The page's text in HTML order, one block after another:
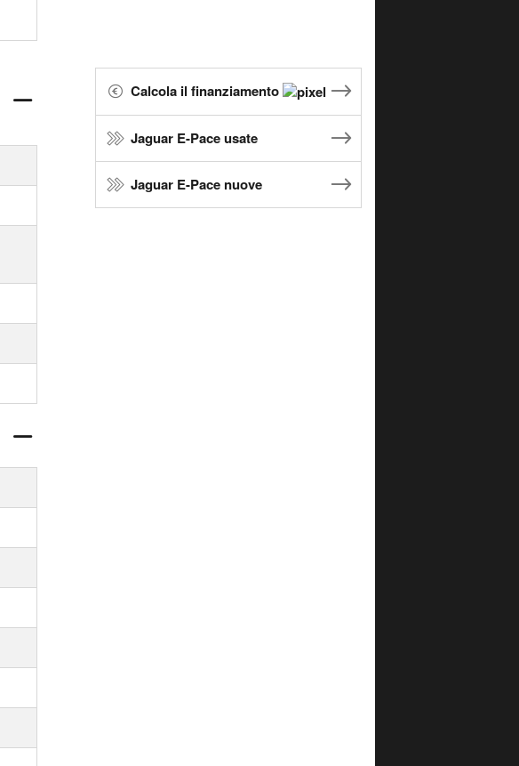
Calcola il finanziamento
Jaguar E-Pace usate
Jaguar E-Pace nuove